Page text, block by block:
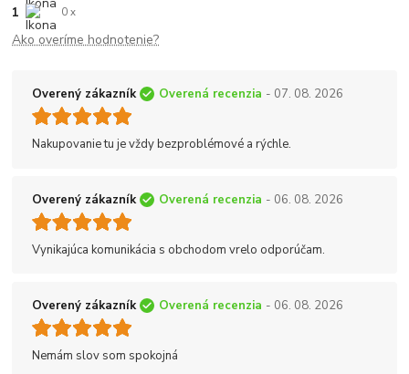
1 0 x
Ako overíme hodnotenie?
Overený zákazník Overená recenzia - 07. 08. 2026
Nakupovanie tu je vždy bezproblémové a rýchle.
Overený zákazník Overená recenzia - 06. 08. 2026
Vynikajúca komunikácia s obchodom vrelo odporúčam.
Overený zákazník Overená recenzia - 06. 08. 2026
Nemám slov som spokojná